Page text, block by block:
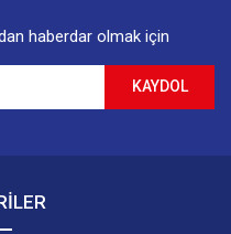
haberdar olmak için
KAYDOL